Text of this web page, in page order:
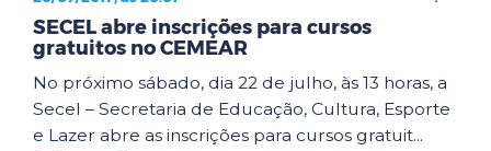
SECEL abre inscrições para cursos
gratuitos no CEMEAR
No próximo sábado, dia 22 de julho, às 13 horas, a
Secel – Secretaria de Educação, Cultura, Esporte
e Lazer abre as inscrições para cursos gratuit...